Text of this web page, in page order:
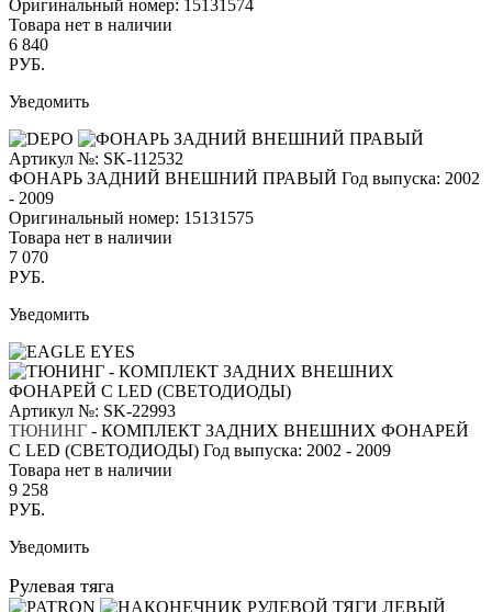
Оригинальный номер: 15131574
Товара нет в наличии
6 840
РУБ.
Уведомить
Артикул №: SK-112532
ФОНАРЬ ЗАДНИЙ ВНЕШНИЙ ПРАВЫЙ Год выпуска: 2002
- 2009
Оригинальный номер: 15131575
Товара нет в наличии
7 070
РУБ.
Уведомить
Артикул №: SK-22993
ТЮНИНГ - КОМПЛЕКТ ЗАДНИХ ВНЕШНИХ ФОНАРЕЙ
С LED (СВЕТОДИОДЫ) Год выпуска: 2002 - 2009
Товара нет в наличии
9 258
РУБ.
Уведомить
Рулевая тяга